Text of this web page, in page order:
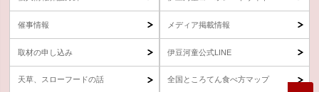
催事情報 メディア掲載情報
取材の申し込み 伊豆河童公式LINE
天草、スローフードの話 全国ところてん食べ方マップ